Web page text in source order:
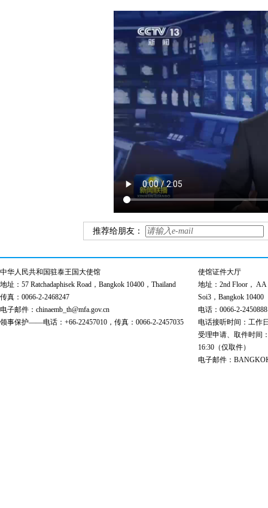
推荐给朋友：
中华人民共和国驻泰王国大使馆
地址：57 Ratchadaphisek Road，Bangkok 10400，Thailand
传真：0066-2-2468247
电子邮件：chinaemb_th@mfa.gov.cn
领事保护——电话：+66-22457010，传真：0066-2-2457035
使馆证件大厅
地址：2nd Floor， AA
Soi3，Bangkok 10400
电话：0066-2-
电话接听时间：工作
受理申请、取件时间
16:30（仅取件）
电子邮件：